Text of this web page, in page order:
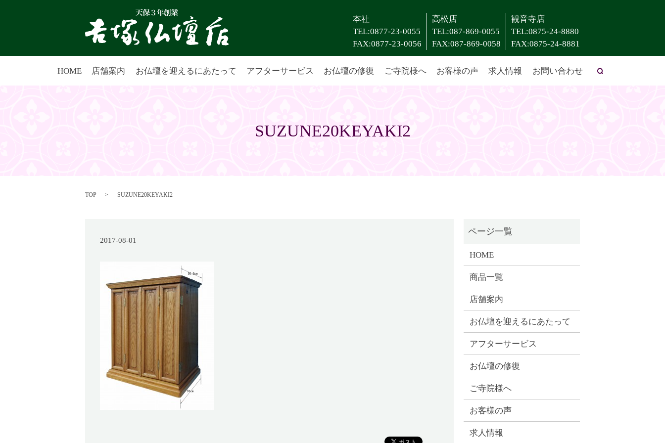
本社
TEL:0877-23-0055
FAX:0877-23-0056
高松店
TEL:087-869-0055
FAX:087-869-0058
観音寺店
TEL:0875-24-8880
FAX:0875-24-8881
HOME 店舗案内 お仏壇を迎えるにあたって アフターサービス お仏壇の修復 ご寺院様へ お客様の声 求人情報 お問い合わせ
SUZUNE20KEYAKI2
TOP SUZUNE20KEYAKI2
2017-08-01
HOME
商品一覧
店舗案内
お仏壇を迎えるにあたって
アフターサービス
お仏壇の修復
ご寺院様へ
お客様の声
求人情報